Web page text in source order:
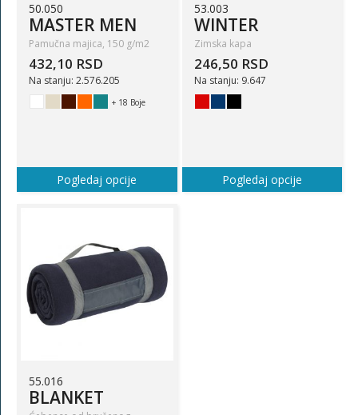
50.050
MASTER MEN
Pamučna majica, 150 g/m2
432,10 RSD
Na stanju: 2.576.205
+ 18 Boje
Pogledaj opcije
53.003
WINTER
Zimska kapa
246,50 RSD
Na stanju: 9.647
Pogledaj opcije
55.016
BLANKET